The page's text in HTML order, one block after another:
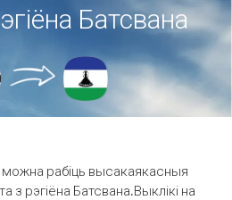
Батсвана
рабіць высакаякасныя
з рэгіёна Батсвана.Выклікі на